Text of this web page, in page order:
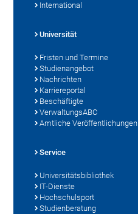
International
Universität
Fristen und Termine
Studienangebot
Nachrichten
Karriereportal
Beschäftigte
VerwaltungsABC
Amtliche Veröffentlichungen
Service
Universitätsbibliothek
IT-Dienste
Hochschulsport
Studienberatung